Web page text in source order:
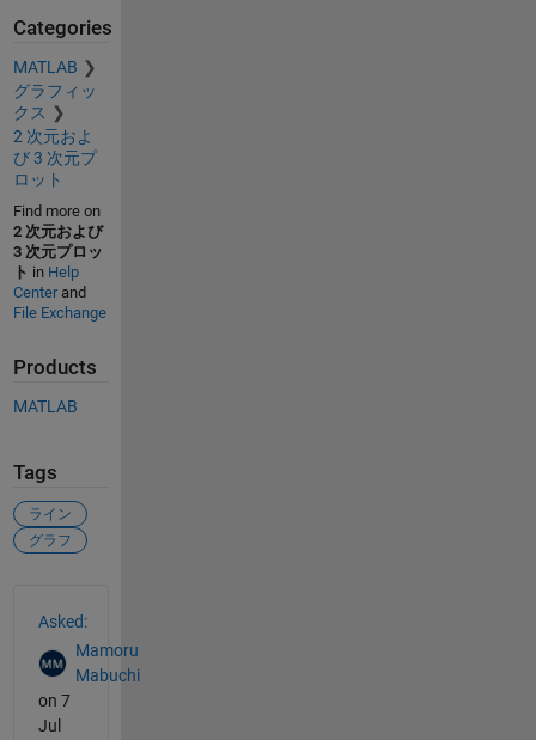
Categories
MATLAB
グラフィッ
クス
2 次元およ
び 3 次元プ
ロット
Find more on
2 次元および
3 次元プロッ
ト in Help
Centerand
File Exchange
Products
MATLAB
Tags
ライン
グラフ
Asked:
Mamoru
Mabuchi
on 7
Jul